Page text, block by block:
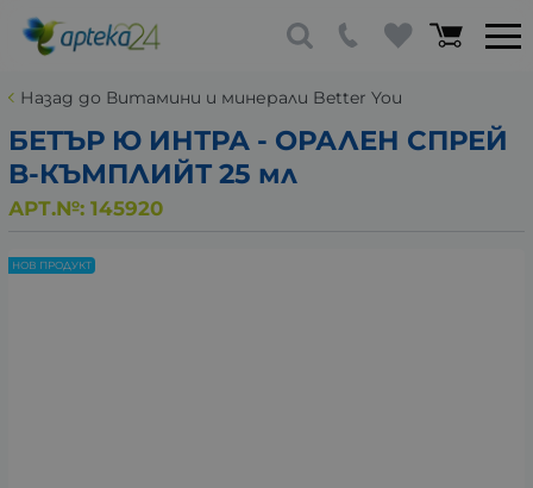
Назад до Витамини и минерали Better You
БЕТЪР Ю ИНТРА - ОРАЛЕН СПРЕЙ
B-КЪМПЛИЙТ 25 мл
АРТ.№: 145920
НОВ ПРОДУКТ